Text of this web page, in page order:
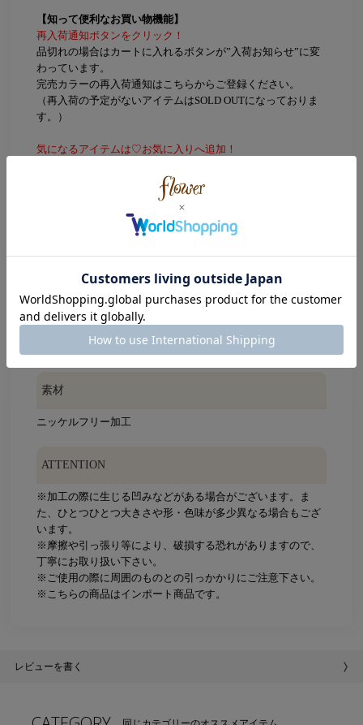
【知って便利なお買い物機能】
再入荷通知ボタンをクリック！
品切れの場合はカートに入れるボタンが”入荷お知らせ”に変
わっています。
完売カラーの再入荷通知はこちらからご登録ください。
（再入荷の予定がないアイテムはSOLD OUTになっておりま
す。）
気になるアイテムは♡お気に入りへ追加！
マイページのお気に入り一覧からチェック可能に！
Silver(シルバー)
Size
ハートモチーフ：約0.4×0.4cm
素材
ニッケルフリー加工
ATTENTION
※加工の際に生じる凹みなどがある場合がございます。ま
た、ひとつひとつ大きさや形・色味が多少異なる場合もござ
います。
※摩擦や引っ張り等により、破損する恐れがありますので、
丁寧にお取り扱い下さい。
※ご使用の際に周囲のものとの引っかかりにご注意下さい。
※こちらの商品はインポート商品です。
レビューを書く